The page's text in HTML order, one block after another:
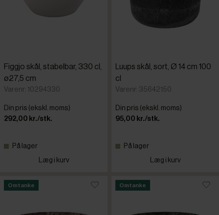
Figgjo skål, stabelbar, 330 cl,
ø27,5 cm
Varenr: 10294330
Din pris (ekskl. moms)
292,00 kr./stk.
På lager
Læg i kurv
Luups skål, sort, Ø 14 cm 100
cl
Varenr: 35642150
Din pris (ekskl. moms)
95,00 kr./stk.
På lager
Læg i kurv
Omtanke Omtanke